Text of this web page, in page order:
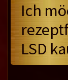
Ich
LSD